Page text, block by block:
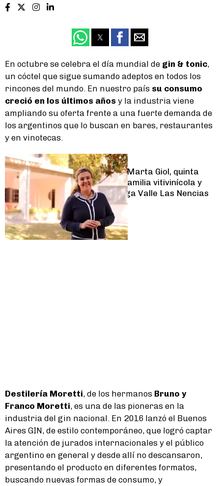
En octubre se celebra el día mundial de gin & tonic,
un cóctel que sigue sumando adeptos en todos los
rincones del mundo. En nuestro país su consumo
creció en los últimos años y la industria viene
ampliando su oferta frente a una fuerte demanda de
los argentinos que lo buscan en bares, restaurantes
y en vinotecas.
Lifestyle
Quién es María Marta Giol, quinta
generación de familia vitivinícola y
líder de la Bodega Valle Las Nencias
Destilería Moretti, de los hermanos Bruno y
Franco Moretti, es una de las pioneras en la
industria del gin nacional. En 2016 lanzó el Buenos
Aires GIN, de estilo contemporáneo, que logró captar
la atención de jurados internacionales y el público
argentino en general y desde allí no descansaron,
presentando el producto en diferentes formatos,
buscando nuevas formas de consumo, y